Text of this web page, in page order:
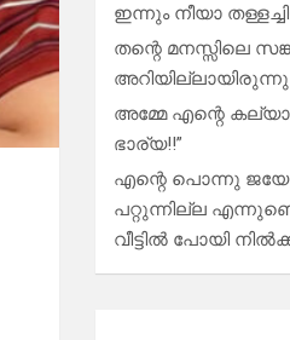
ഇന്നും നീയാ
തന്റെ മനസ്സിലെ
അറിയില്ലായിരുന്നു
അമ്മേ എന്റെ
ഭാര്യ!!”
എന്റെ പൊന്നു
പറ്റുന്നില്ല
വീട്ടിൽ പോയി